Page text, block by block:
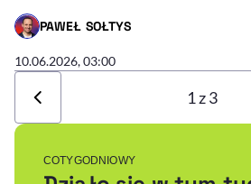
PAWEŁ SOŁTYS
- AUTOR ARTYKUŁU - PROFIL
10.06.2026, 03:00
1 z 3